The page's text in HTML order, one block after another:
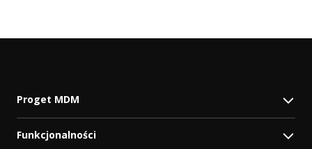
Proget MDM
Funkcjonalności